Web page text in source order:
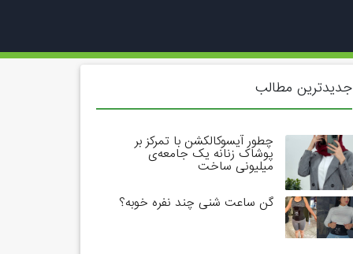
جدیدترین مطالب
چطور آیسوکالکشن با تمرکز بر
پوشاک زنانه یک جامعه‌ی
میلیونی ساخت
گن ساعت شنی چند نفره خوبه؟